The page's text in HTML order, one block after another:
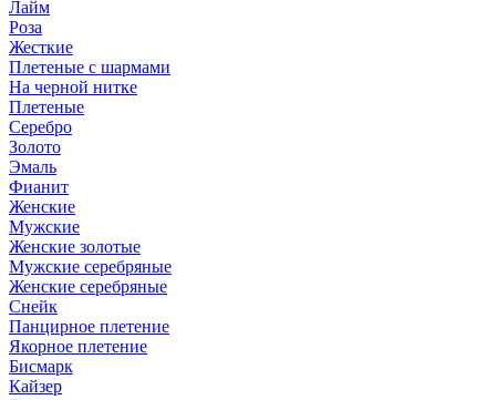
Лайм
Роза
Жесткие
Плетеные с шармами
На черной нитке
Плетеные
Серебро
Золото
Эмаль
Фианит
Женские
Мужские
Женские золотые
Мужские серебряные
Женские серебряные
Снейк
Панцирное плетение
Якорное плетение
Бисмарк
Кайзер